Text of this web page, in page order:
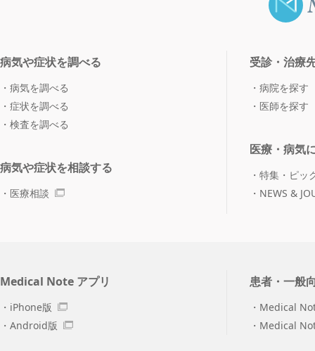
病気や症状を調べる
病気を調べる
症状を調べる
検査を調べる
病気や症状を相談する
医療相談
受診・治療
病院を探す
医師を探す
医療・病気
特集・ピッ
NEWS &
Medical Note アプリ
iPhone版
Android版
患者・一般
Medical
Medical